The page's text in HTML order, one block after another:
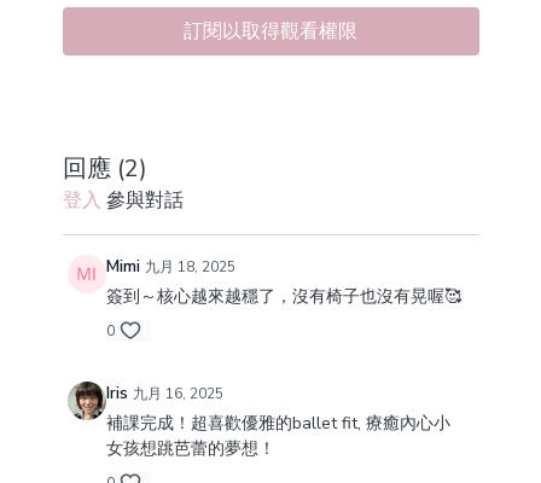
訂閱以取得觀看權限
回應 (2)
登入 參與對話
Mimi 九月 18, 2025
簽到～核心越來越穩了，沒有椅子也沒有晃喔🥰
0
Iris 九月 16, 2025
補課完成！超喜歡優雅的ballet fit, 療癒內心小
女孩想跳芭蕾的夢想！